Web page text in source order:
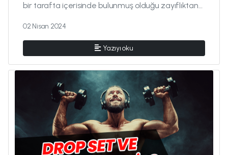
bir tarafta içerisinde bulunmuş olduğu zayıflıktan
02 Nisan 2024
Yazıyı oku